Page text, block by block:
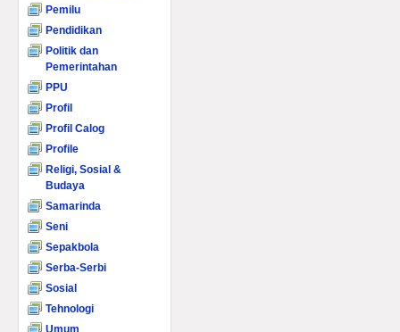
Pemilu
Pendidikan
Politik dan
Pemerintahan
PPU
Profil
Profil Calog
Profile
Religi, Sosial &
Budaya
Samarinda
Seni
Sepakbola
Serba-Serbi
Sosial
Tehnologi
Umum